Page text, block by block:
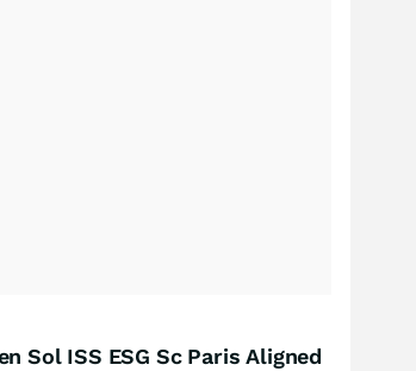
Sol ISS ESG Sc Paris Aligned